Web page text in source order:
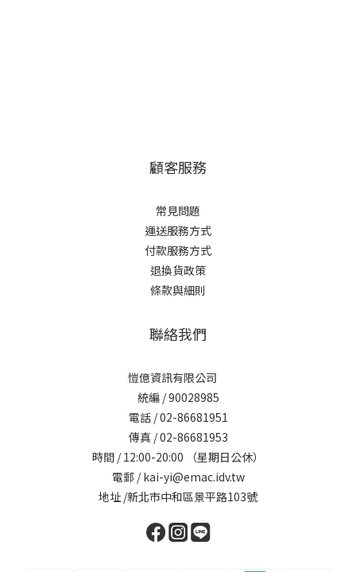
顧客服務
常見問題
運送服務方式
付款服務方式
退換貨政策
條款與細則
聯絡我們
愷億資訊有限公司
統編 / 90028985
電話 / 02-86681951
傳真 / 02-86681953
時間 / 12:00-20:00 （星期日公休）
電郵 / kai-yi@emac.idv.tw
地址 /新北市中和區景平路103號